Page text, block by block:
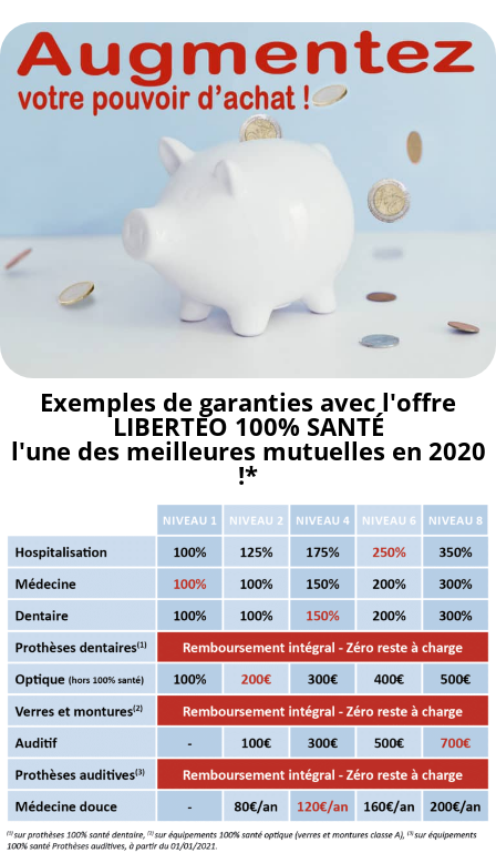
au
contenu
Exemples de garanties avec l'offre
LIBERTEO 100% SANTÉ
l'une des meilleures mutuelles en 2020
!*